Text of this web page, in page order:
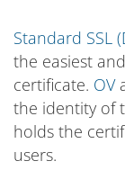
Standard SSL
the easiest
certificate. OV
the identity of
holds the
users.